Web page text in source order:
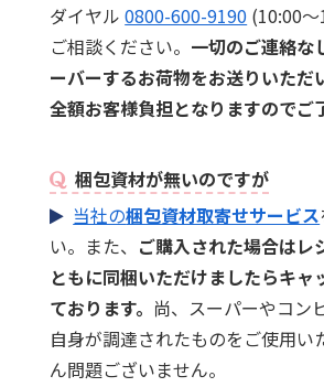
ダイヤル0800-600-9190 (10:00
ご相談ください。 一切のご連絡な
ーバーするお荷物をお送りいただ
全額お客様負担となりますのでご
梱包資材が無いのですが
当社の梱包資材取寄せサービス
い。また、 ご購入された場合はレ
ともに同梱いただけましたらキャ
ております。 尚、スーパーやコン
自身が調達されたものをご使用い
ん問題ございません。